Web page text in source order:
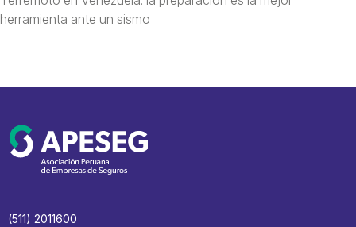
herramienta ante un sismo
(511) 2011600